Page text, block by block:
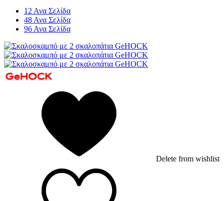
12 Ανα Σελίδα
48 Ανα Σελίδα
96 Ανα Σελίδα
Delete from wishlist